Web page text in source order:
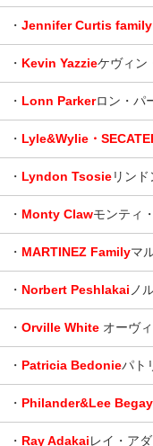
・ Jennifer Curtis family
・ Kevin Yazzieケヴィン
・ Lonn Parkerロン・パ
・ Lyle&Wylie・
・ Lyndon Tsosieリン
・ Monty Clawモンティ
・ MARTINEZ Familyマ
・ Norbert Peshlakai ノ
・ Orville White オーヴ
・ Patricia Bedonieパト
・ Philander&Lee Begay
・ Ray Adakaiレイ・ア